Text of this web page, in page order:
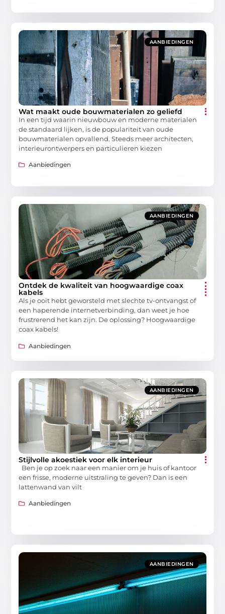
AANBIEDINGEN
Wat maakt oude bouwmaterialen zo geliefd
In een tijd waarin nieuwbouw en moderne materialen
de standaard lijken, is de populariteit van oude
bouwmaterialen opvallend. Steeds meer architecten,
interieurontwerpers en particulieren kiezen
Aanbiedingen
AANBIEDINGEN
Ontdek de kwaliteit van hoogwaardige coax
kabels
Als je ooit hebt geworsteld met slechte tv-ontvangst of
een haperende internetverbinding, dan weet je hoe
frustrerend het kan zijn. De oplossing? Hoogwaardige
coax kabels!
Aanbiedingen
AANBIEDINGEN
Stijlvolle akoestiek voor elk interieur
Ben je op zoek naar een manier om je huis of kantoor
een frisse, moderne uitstraling te geven? Dan is een
lattenwand van vilt
Aanbiedingen
AANBIEDINGEN